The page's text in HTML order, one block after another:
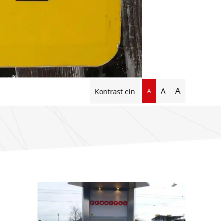
Kontrast ein A A A